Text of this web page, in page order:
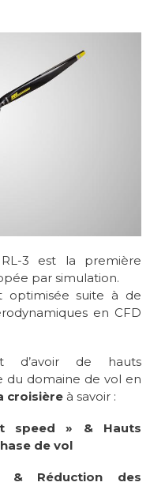
3 est la première
par simulation.
suite à de
en CFD
d’avoir de hauts
du domaine de vol en
croisière à savoir :
speed » & Hauts
de vol
& Réduction des